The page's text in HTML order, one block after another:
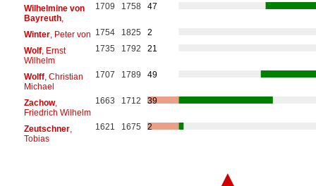
Wilhelmine von
Bayreuth,
1709 1758 47
Winter, Peter von 1754 1825
2
Wolf, Ernst
Wilhelm
1735 1792 21
Wolff, Christian
Michael
1707 1789 49
Zachow,
Friedrich Wilhelm
1663 1712 39
Zeutschner,
Tobias
1621 1675 2
▲